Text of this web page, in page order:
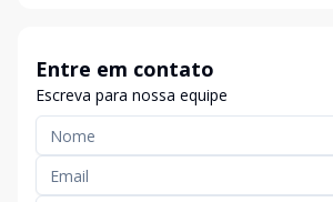
Entre em contato
Escreva para nossa equipe